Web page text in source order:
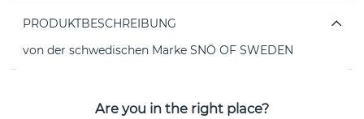
PRODUKTBESCHREIBUNG
von der schwedischen Marke SNÖ OF SWEDEN
Are you in the right place?